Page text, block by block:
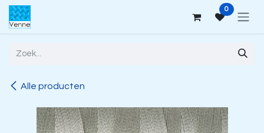
Overslaan naar inhoud 0
Alle producten